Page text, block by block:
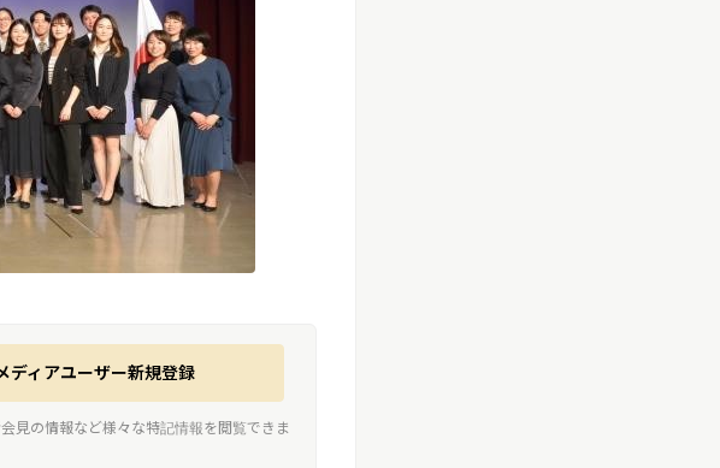
ディアユーザー新規登録
見の情報など様々な特記情報を閲覧できま